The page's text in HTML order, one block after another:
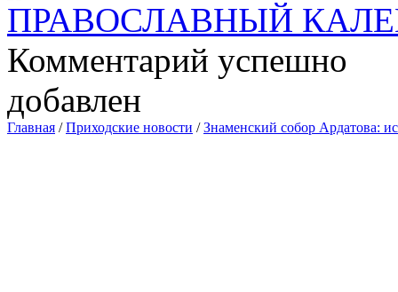
ПРАВОСЛАВНЫЙ
Комментарий успешно
добавлен
Главная /Приходские новости /Знаменский собор Ардатова: